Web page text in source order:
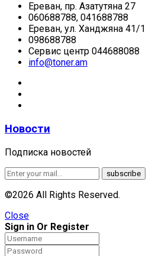
Ереван, пр. Азатутяна 27
060688788, 041688788
Ереван, ул. Ханджяна 41/1
098688788
Сервис центр 044688088
info@toner.am
Новости
Подписка новостей
©2026 All Rights Reserved.
Close
Sign in Or Register